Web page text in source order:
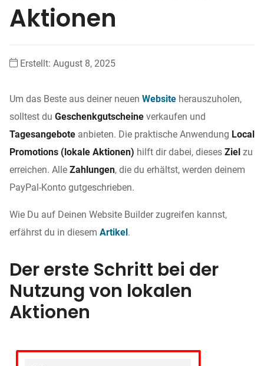
Aktionen
Erstellt: August 8, 2025
Um das Beste aus deiner neuen Website herauszuholen,
solltest du Geschenkgutscheine verkaufen und
Tagesangebote anbieten. Die praktische Anwendung Local
Promotions (lokale Aktionen) hilft dir dabei, dieses Ziel zu
erreichen. Alle Zahlungen, die du erhältst, werden deinem
PayPal-Konto gutgeschrieben.
Wie Du auf Deinen Website Builder zugreifen kannst,
erfährst du in diesem Artikel.
Der erste Schritt bei der
Nutzung von lokalen
Aktionen